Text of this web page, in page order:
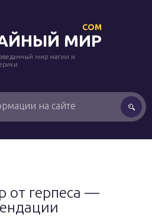
МИР
COM
мир магии и
от герпеса —